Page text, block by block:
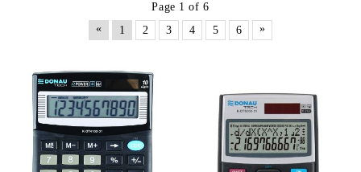
Page 1 of 6
«
1 2 3 4 5 6 »